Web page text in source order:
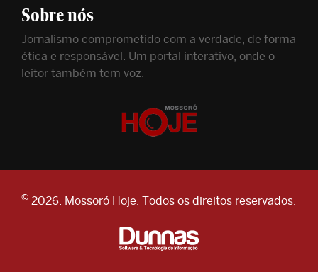
Sobre nós
Jornalismo comprometido com a verdade, de forma
ética e responsável. Um portal interativo, onde o
leitor também tem voz.
© 2026. Mossoró Hoje. Todos os direitos reservados.